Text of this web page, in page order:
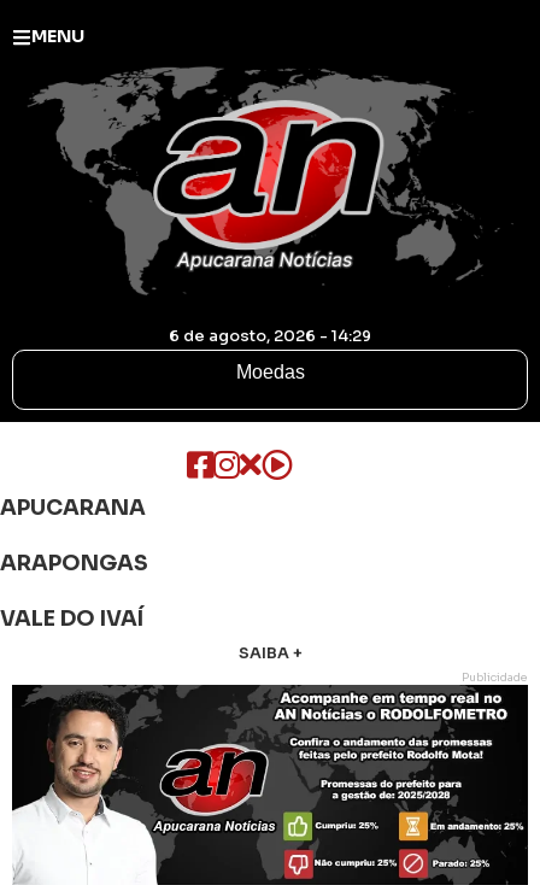
MENU
6 de agosto, 2026 - 14:29
Moedas
APUCARANA
ARAPONGAS
VALE DO IVAÍ
SAIBA +
Publicidade